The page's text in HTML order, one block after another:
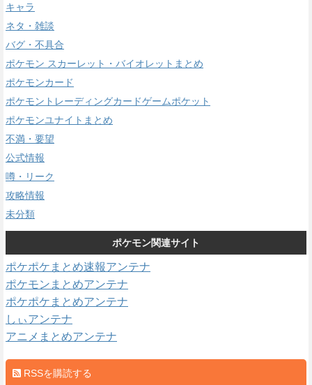
キャラ
ネタ・雑談
バグ・不具合
ポケモン スカーレット・バイオレットまとめ
ポケモンカード
ポケモントレーディングカードゲームポケット
ポケモンユナイトまとめ
不満・要望
公式情報
噂・リーク
攻略情報
未分類
ポケモン関連サイト
ポケポケまとめ速報アンテナ
ポケモンまとめアンテナ
ポケポケまとめアンテナ
しぃアンテナ
アニメまとめアンテナ
RSSを購読する